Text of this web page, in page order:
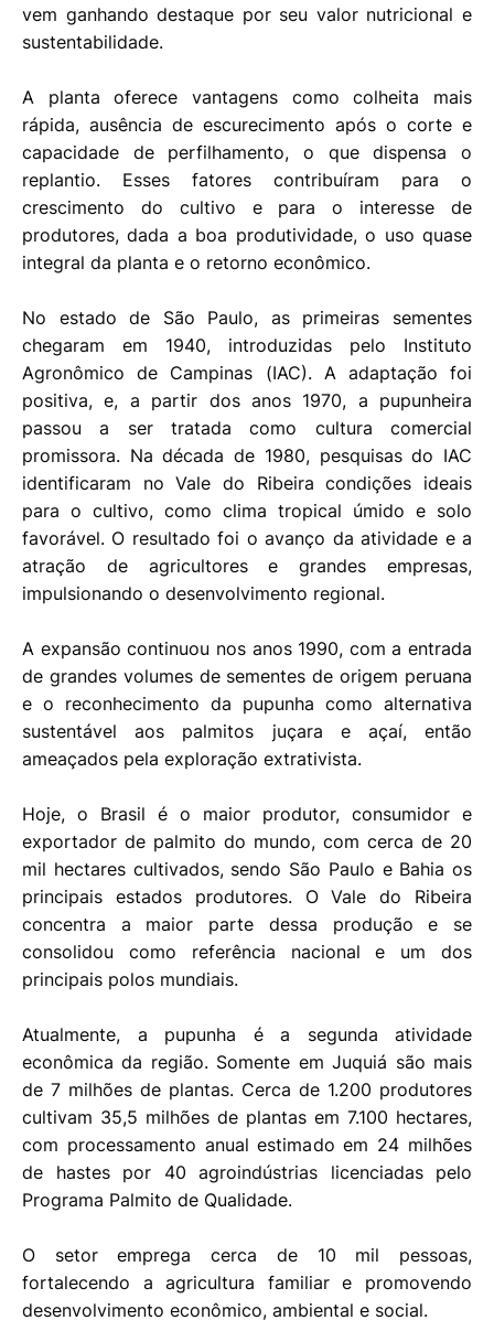
vem ganhando destaque por seu valor nutricional e
sustentabilidade.
A planta oferece vantagens como colheita mais
rápida, ausência de escurecimento após o corte e
capacidade de perfilhamento, o que dispensa o
replantio. Esses fatores contribuíram para o
crescimento do cultivo e para o interesse de
produtores, dada a boa produtividade, o uso quase
integral da planta e o retorno econômico.
No estado de São Paulo, as primeiras sementes
chegaram em 1940, introduzidas pelo Instituto
Agronômico de Campinas (IAC). A adaptação foi
positiva, e, a partir dos anos 1970, a pupunheira
passou a ser tratada como cultura comercial
promissora. Na década de 1980, pesquisas do IAC
identificaram no Vale do Ribeira condições ideais
para o cultivo, como clima tropical úmido e solo
favorável. O resultado foi o avanço da atividade e a
atração de agricultores e grandes empresas,
impulsionando o desenvolvimento regional.
A expansão continuou nos anos 1990, com a entrada
de grandes volumes de sementes de origem peruana
e o reconhecimento da pupunha como alternativa
sustentável aos palmitos juçara e açaí, então
ameaçados pela exploração extrativista.
Hoje, o Brasil é o maior produtor, consumidor e
exportador de palmito do mundo, com cerca de 20
mil hectares cultivados, sendo São Paulo e Bahia os
principais estados produtores. O Vale do Ribeira
concentra a maior parte dessa produção e se
consolidou como referência nacional e um dos
principais polos mundiais.
Atualmente, a pupunha é a segunda atividade
econômica da região. Somente em Juquiá são mais
de 7 milhões de plantas. Cerca de 1.200 produtores
cultivam 35,5 milhões de plantas em 7.100 hectares,
com processamento anual estimado em 24 milhões
de hastes por 40 agroindústrias licenciadas pelo
Programa Palmito de Qualidade.
O setor emprega cerca de 10 mil pessoas,
fortalecendo a agricultura familiar e promovendo
desenvolvimento econômico, ambiental e social.